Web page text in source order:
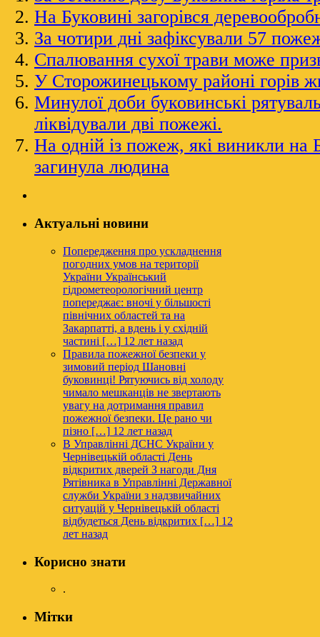
На Буковині загорівся
За чотири дні зафіксували 57
Спалювання сухої трави може
У Сторожинецькому районі горів
Минулої доби буковинські
ліквідували дві пожежі.
На одній із пожеж, які виникли на
загинула людина
Актуальні новини
Попередження про ускладнення
погодних умов на території
України Український
гідрометеорологічний центр
попереджає: вночі у більшості
північних областей та на
Закарпатті, а вдень і у східній
частині […] 12 лет назад
Правила пожежної безпеки у
зимовий період Шановні
буковинці! Рятуючись від холоду
чимало мешканців не звертають
увагу на дотримання правил
пожежної безпеки. Це рано чи
пізно […] 12 лет назад
В Управлінні ДСНС України у
Чернівецькій області День
відкритих дверей З нагоди Дня
Рятівника в Управлінні Державної
служби України з надзвичайних
ситуацій у Чернівецькій області
відбудеться День відкритих […] 12
лет назад
Корисно знати
.
Мітки